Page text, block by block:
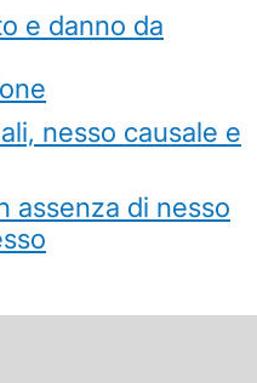
e danno da
nesso causale e
assenza di nesso